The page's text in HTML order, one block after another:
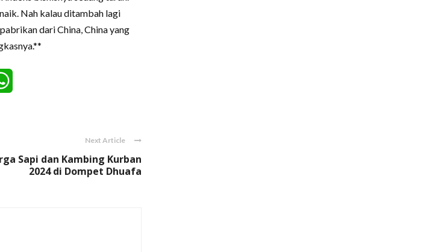
Nah kalau ditambah lagi
dari China, China yang
Next Article
Sapi dan Kambing Kurban
2024 di Dompet Dhuafa